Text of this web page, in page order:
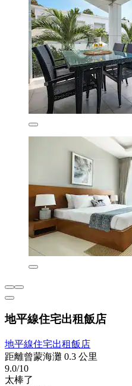
地平線住宅出租飯店
地平線住宅出租飯店
距離曾蒙海灘 0.3 公里
9.0/10
太棒了